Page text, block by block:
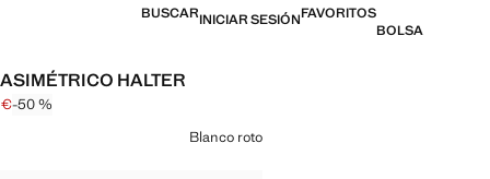
BUSCARINICIAR SESIÓNFAVORITOS
BOLSA
HALTER
[19,99 € ]
€ ]
€-50 %
color
Blanco roto